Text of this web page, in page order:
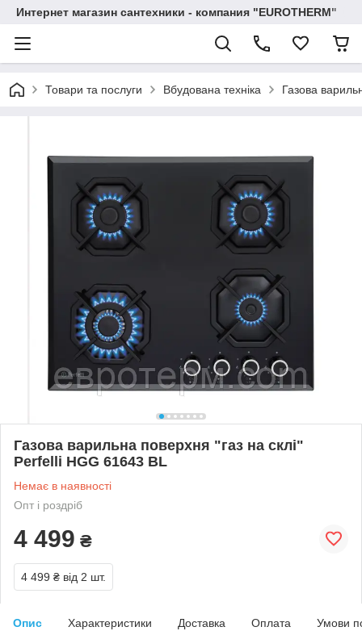
Интернет магазин сантехники - компания "EUROTHERM"
Товари та послуги Вбудована техніка Газова
Газова варильна поверхня "газ на склі"
Perfelli HGG 61643 BL
Немає в наявності
Опт і роздріб
4 499 ₴
4 499 ₴ від 2 шт.
Опис Характеристики Доставка Оплата Умови